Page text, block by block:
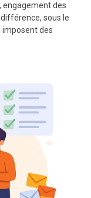
engagement des
sous le
imposent des